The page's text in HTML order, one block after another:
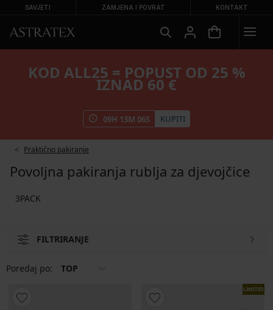
SAVJETI ZAMJENA I POVRAT KONTAKT
KOD ALL25 = POPUST OD 25 %
IZNAD 60 €
09H 13M 05S KUPITI
Praktično pakiranje
Povoljna pakiranja rublja za djevojčice
3PACK
FILTRIRANJE
Poredaj po: TOP
LIMITED